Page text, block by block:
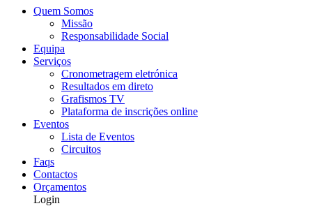
Quem Somos
Missão
Responsabilidade Social
Equipa
Serviços
Cronometragem eletrónica
Resultados em direto
Grafismos TV
Plataforma de inscrições online
Eventos
Lista de Eventos
Circuitos
Faqs
Contactos
Orçamentos
Login